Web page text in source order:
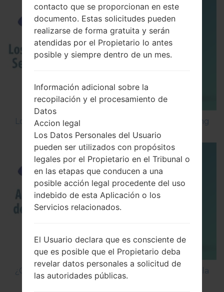
Los 5 principales Códigos Secretos para Samsung
¿Cómo Activar las Opciones de Desarrollador y la
Depuración USB en Samsung?
contacto que se proporcionan en este
documento. Estas solicitudes pueden
realizarse de forma gratuita y serán
atendidas por el Propietario lo antes
posible y siempre dentro de un mes.
Información adicional sobre la
recopilación y el procesamiento de
Datos
Accion legal
Los Datos Personales del Usuario
pueden ser utilizados con propósitos
legales por el Propietario en el Tribunal o
en las etapas que conducen a una
posible acción legal procedente del uso
indebido de esta Aplicación o los
Servicios relacionados.
El Usuario declara que es consciente de
que es posible que el Propietario deba
revelar datos personales a solicitud de
las autoridades públicas.